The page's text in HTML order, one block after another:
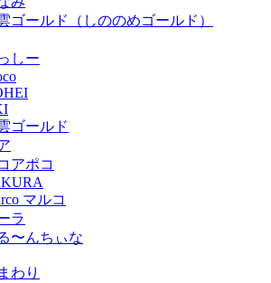
ゴールド（しののめゴールド）
しー
ゴールド
アポコ
マルコ
ラ
〜んちぃな
わり